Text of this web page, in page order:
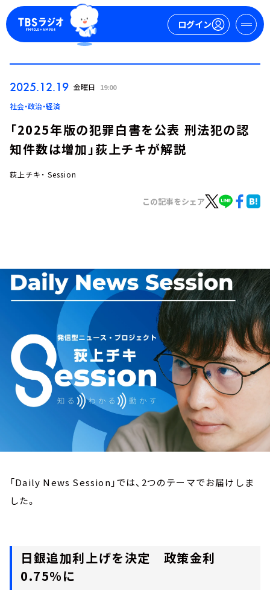
ログイン
お知らせ
イベント・グッズ
YouTube
会社情報
2025.12.19 金曜日 19:00
社会・政治・経済
「2025年版の犯罪白書を公表 刑法犯の認
知件数は増加」荻上チキが解説
荻上チキ・ Session
この記事をシェア
「Daily News Session」では、2つのテーマでお届けしま
した。
日銀追加利上げを決定 政策金利
0.75％に